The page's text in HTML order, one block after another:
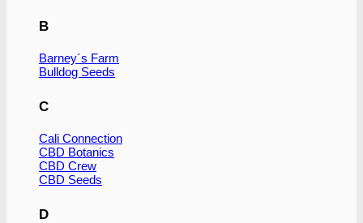
B
Barney´s Farm
Bulldog Seeds
C
Cali Connection
CBD Botanics
CBD Crew
CBD Seeds
D